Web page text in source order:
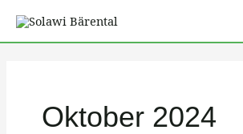
Inhalt
Oktober 2024